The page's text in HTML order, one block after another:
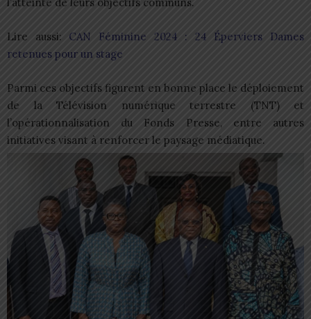
Lire aussi: CAN Féminine 2024 : 24 Éperviers Dames
retenues pour un stage
Parmi ces objectifs figurent en bonne place le déploiement
de la Télévision numérique terrestre (TNT) et
l’opérationnalisation du Fonds Presse, entre autres
initiatives visant à renforcer le paysage médiatique.